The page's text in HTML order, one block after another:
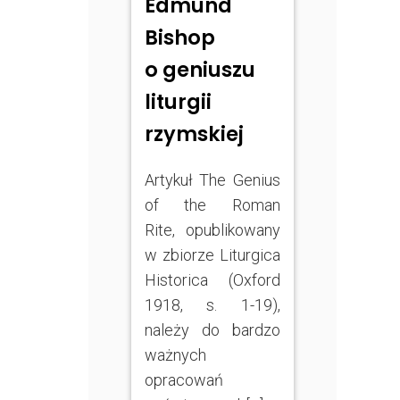
Bishop
o geniuszu
liturgii
rzymskiej
Artykuł The Genius
of the Roman
Rite, opublikowany
w zbiorze Liturgica
Historica (Oxford
1918, s. 1-19),
należy do bardzo
ważnych
opracowań